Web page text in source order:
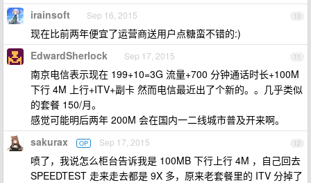
10
irainsoft Sep 16, 2015
现在比前两年便宜了运营商送用户点糖蛮不错的:)
11
EdwardSherlock Sep 17, 2015
南京电信表示现在 199+10=3G 流量+700 分钟通话时长+100M
下行 4M 上行+ITV+副卡 然而电信最近出了个新的。。几乎类似
的套餐 150/月。
感觉可能明后两年 200M 会在国内一二线城市普及开来啊。
12
sakurax OP Sep 17, 2015
喷了，我说怎么柜台告诉我是 100MB 下行上行 4M ，自己回去
SPEEDTEST 走来走去都是 9X 多，原来老套餐里的 ITV 分掉了